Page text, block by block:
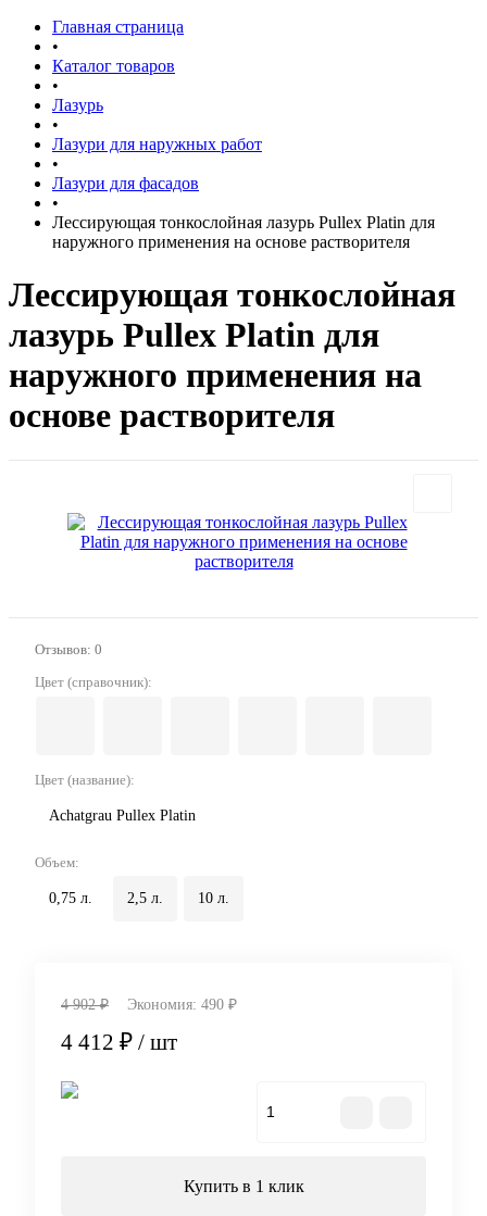
Главная страница
•
Каталог товаров
•
Лазурь
•
Лазури для наружных работ
•
Лазури для фасадов
•
Лессирующая тонкослойная лазурь Pullex Platin для
наружного применения на основе растворителя
Лессирующая тонкослойная
лазурь Pullex Platin для
наружного применения на
основе растворителя
Отзывов: 0
Цвет (справочник):
Цвет (название):
Achatgrau Pullex Platin
Объем:
0,75 л. 2,5 л. 10 л.
4 902 ₽ Экономия: 490 ₽
4 412 ₽ / шт
Купить в 1 клик